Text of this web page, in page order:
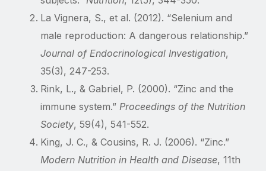
La Vignera, S., et al. (2012). “Selenium and
male reproduction: A dangerous relationship.”
Journal of Endocrinological Investigation,
35(3), 247-253.
Rink, L., & Gabriel, P. (2000). “Zinc and the
immune system.” Proceedings of the Nutrition
Society, 59(4), 541-552.
King, J. C., & Cousins, R. J. (2006). “Zinc.”
Modern Nutrition in Health and Disease, 11th